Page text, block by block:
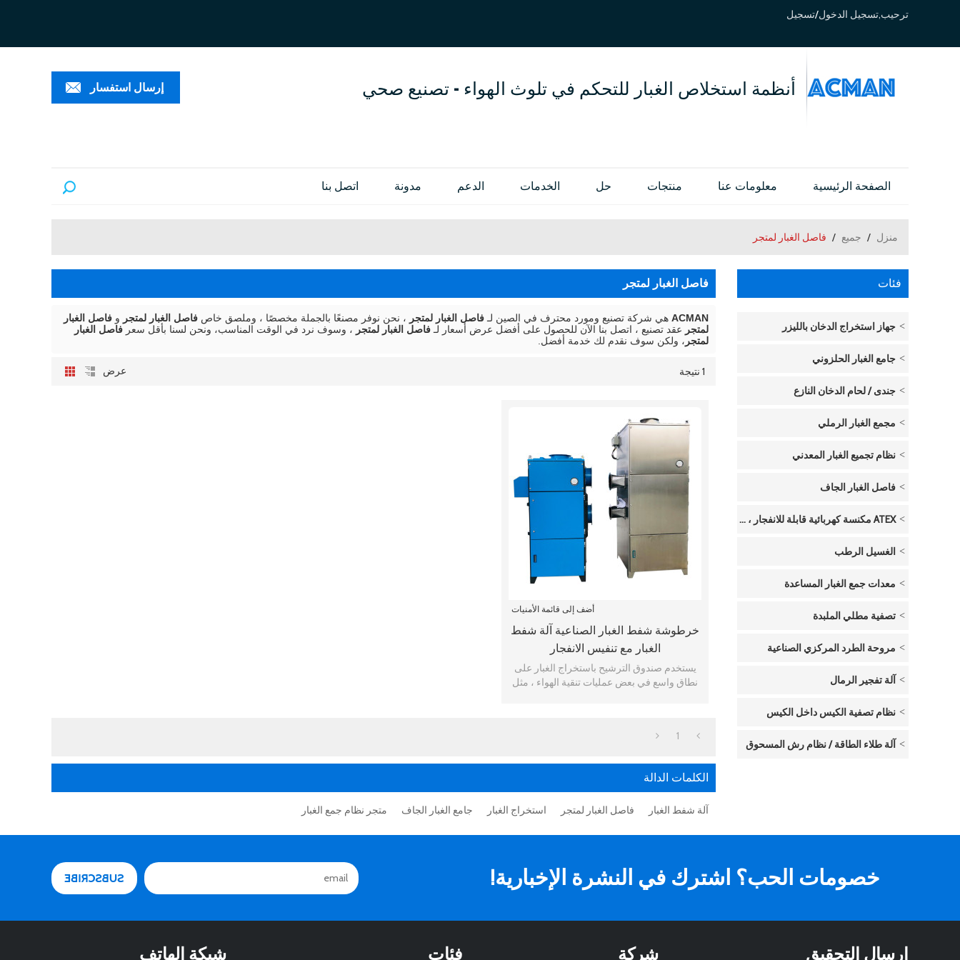
ترحيب,تسجيل الدخول/تسجيل
أنظمة استخلاص الغبار للتحكم في تلوث الهواء - تصنيع صحي إرسال استفسار
الصفحة الرئيسية معلومات عنا منتجات حل الخدمات الدعم مدونة اتصل بنا
منزل / جميع / فاصل الغبار لمتجر
فئات
جهاز استخراج الدخان بالليزر
جامع الغبار الحلزوني
جندى / لحام الدخان النازع
مجمع الغبار الرملي
نظام تجميع الغبار المعدني
فاصل الغبار الجاف
ATEX مكنسة كهربائية قابلة للانفجار ، تعمل بالهواء المضغوط
الغسيل الرطب
معدات جمع الغبار المساعدة
تصفية مطلي الملبدة
مروحة الطرد المركزي الصناعية
آلة تفجير الرمال
نظام تصفية الكيس داخل الكيس
آلة طلاء الطاقة / نظام رش المسحوق
فاصل الغبار لمتجر
ACMAN هي شركة تصنيع ومورد محترف في الصين لـ فاصل الغبار لمتجر ، نحن نوفر مصنعًا بالجملة مخصصًا ، وملصق خاص فاصل الغبار لمتجر و فاصل الغبار
لمتجر عقد تصنيع ، اتصل بنا الآن للحصول على أفضل عرض أسعار لـ فاصل الغبار لمتجر ، وسوف نرد في الوقت المناسب، ونحن لسنا بأقل سعر فاصل الغبار
لمتجر ، ولكن سوف نقدم لك خدمة أفضل.
1 نتيجة عرض
أضف إلى قائمة الأمنيات
خرطوشة شفط الغبار الصناعية آلة شفط
الغبار مع تنفيس الانفجار
يستخدم صندوق الترشيح باستخراج الغبار على
نطاق واسع في بعض عمليات تنقية الهواء ، مثل
1
الكلمات الدالة
آلة شفط الغبار فاصل الغبار لمتجر استخراج الغبار جامع الغبار الجاف متجر نظام جمع الغبار
خصومات الحب؟ اشترك في النشرة الإخبارية!
ارسال التحقيق شركة فئات شبكة الهاتف